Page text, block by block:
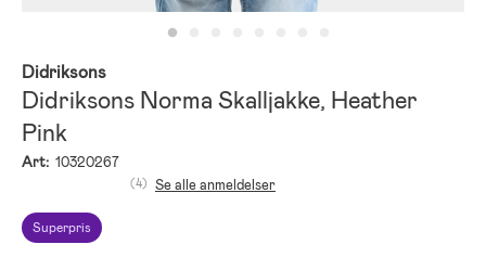
Didriksons
Didriksons Norma Skalljakke, Heather
Pink
Art: 10320267
Superpris
(4) Se alle anmeldelser